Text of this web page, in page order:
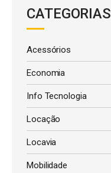
CATEGORIAS
Acessórios
Economia
Info Tecnologia
Locação
Locavia
Mobilidade